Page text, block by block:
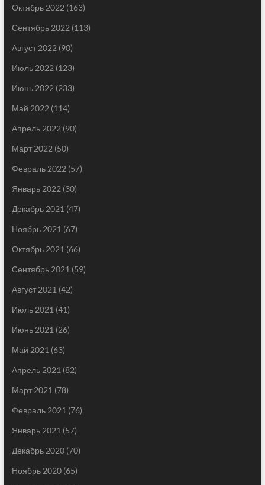
Октябрь 2022 (163)
Сентябрь 2022 (113)
Август 2022 (90)
Июль 2022 (123)
Июнь 2022 (233)
Май 2022 (114)
Апрель 2022 (90)
Март 2022 (50)
Февраль 2022 (57)
Январь 2022 (30)
Декабрь 2021 (47)
Ноябрь 2021 (67)
Октябрь 2021 (66)
Сентябрь 2021 (59)
Август 2021 (42)
Июль 2021 (41)
Июнь 2021 (26)
Май 2021 (63)
Апрель 2021 (82)
Март 2021 (78)
Февраль 2021 (76)
Январь 2021 (57)
Декабрь 2020(70)
Ноябрь 2020(65)